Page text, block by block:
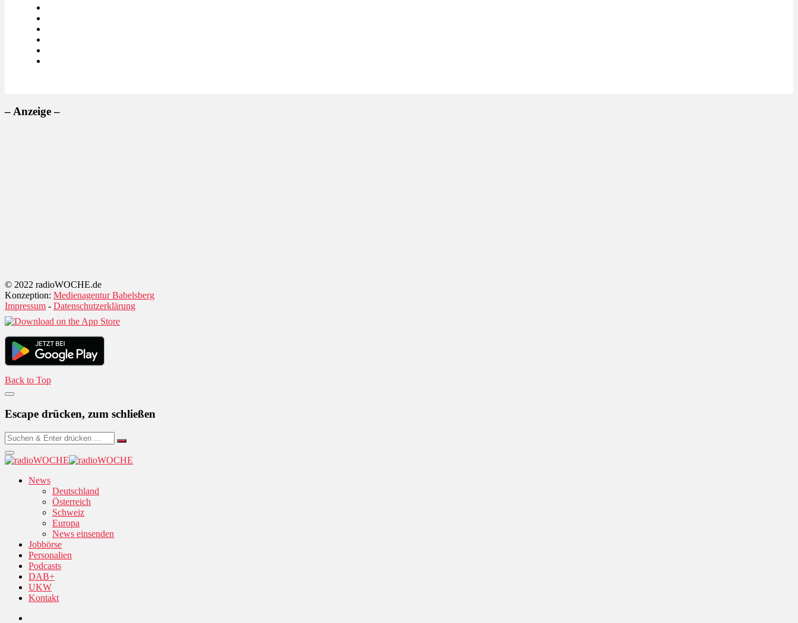
– Anzeige –
© 2022 radioWOCHE.de
Konzeption: Medienagentur Babelsberg
Impressum - Datenschutzerklärung
Back to Top
Escape drücken, zum schließen
News
Deutschland
Österreich
Schweiz
Europa
News einsenden
Jobbörse
Personalien
Podcasts
DAB+
UKW
Kontakt